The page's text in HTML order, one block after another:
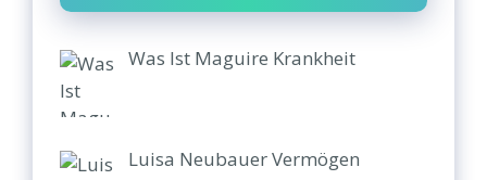
Was Ist Maguire Krankheit
Luisa Neubauer Vermögen